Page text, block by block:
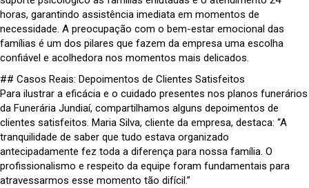
horas, garantindo assistência imediata em momentos de
necessidade. A preocupação com o bem-estar emocional das
famílias é um dos pilares que fazem da empresa uma escolha
confiável e acolhedora nos momentos mais delicados.
## Casos Reais: Depoimentos de Clientes Satisfeitos
Para ilustrar a eficácia e o cuidado presentes nos planos funerários
da Funerária Jundiaí, compartilhamos alguns depoimentos de
clientes satisfeitos. Maria Silva, cliente da empresa, destaca: “A
tranquilidade de saber que tudo estava organizado
antecipadamente fez toda a diferença para nossa família. O
profissionalismo e respeito da equipe foram fundamentais para
atravessarmos esse momento tão difícil.”